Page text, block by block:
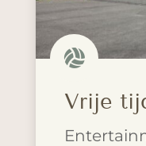

Vrije